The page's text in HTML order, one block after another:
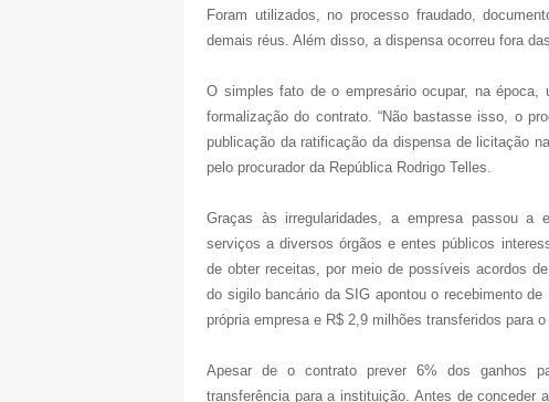
Foram utilizados, no processo fraudado,
demais réus. Além disso, a dispensa ocorreu fora
O simples fato de o empresário ocupar, na época,
formalização do contrato. “Não bastasse isso, o
publicação da ratificação da dispensa de licitação
pelo procurador da República Rodrigo Telles.
Graças às irregularidades, a empresa passou a
serviços a diversos órgãos e entes públicos
de obter receitas, por meio de possíveis acordos
do sigilo bancário da SIG apontou o recebimento
própria empresa e R$ 2,9 milhões transferidos para
Apesar de o contrato prever 6% dos ganhos
transferência para a instituição. Antes de conceder